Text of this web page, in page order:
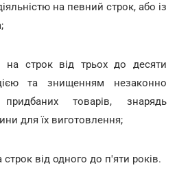
на певний строк, або із
на строк від трьох до десяти
та знищенням незаконно
товарів, знарядь
для їх виготовлення;
від одного до п'яти років.